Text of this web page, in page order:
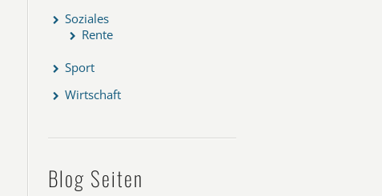
Soziales
Rente
Sport
Wirtschaft
Blog Seiten